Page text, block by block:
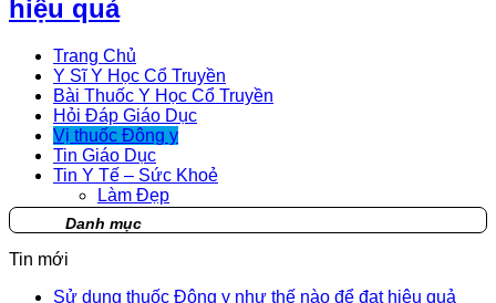
hiệu quả
Trang Chủ
Y Sĩ Y Học Cổ Truyền
Bài Thuốc Y Học Cổ Truyền
Hỏi Đáp Giáo Dục
Vị thuốc Đông y
Tin Giáo Dục
Tin Y Tế – Sức Khoẻ
Làm Đẹp
Danh mục
Tin mới
Sử dụng thuốc Đông y như thế nào để đạt hiệu quả